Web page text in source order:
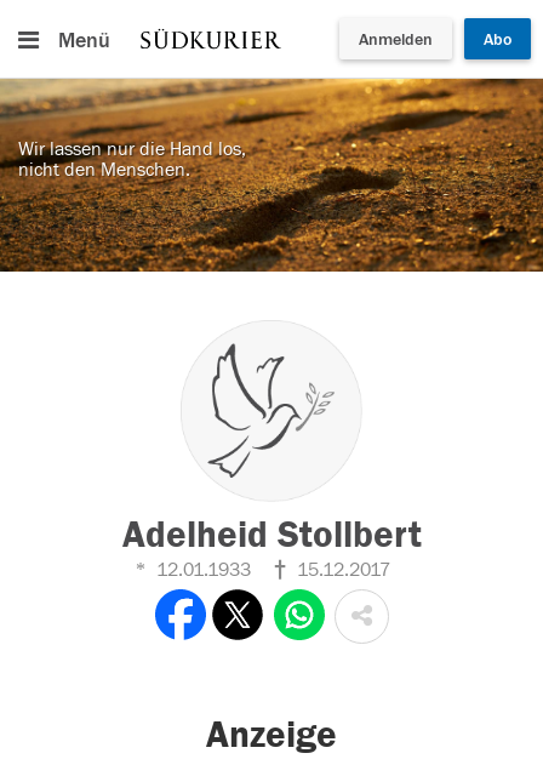
Menü Anmelden Abo
Wir lassen nur die Hand los,
nicht den Menschen.
Adelheid Stollbert
12.01.1933 15.12.2017
Anzeige